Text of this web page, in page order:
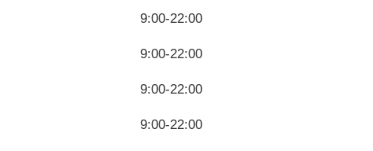
9:00-22:00
9:00-22:00
9:00-22:00
9:00-22:00